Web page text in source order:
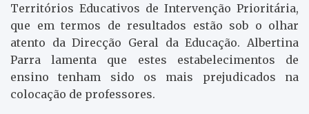
Territórios Educativos de Intervenção Prioritária,
que em termos de resultados estão sob o olhar
atento da Direcção Geral da Educação. Albertina
Parra lamenta que estes estabelecimentos de
ensino tenham sido os mais prejudicados na
colocação de professores.